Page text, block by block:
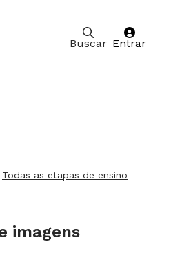
Buscar Entrar
Todas as etapas de ensino
imagens